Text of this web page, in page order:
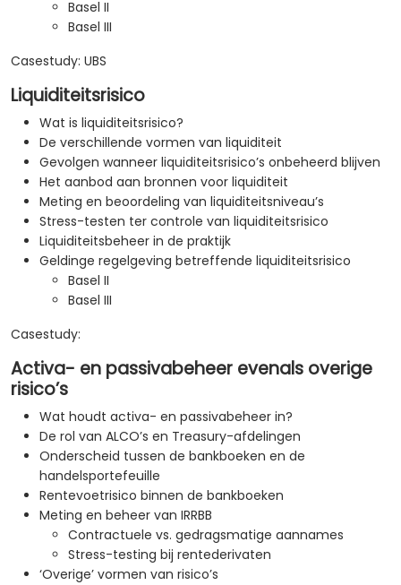
Basel II
Basel III
Casestudy: UBS
Liquiditeitsrisico
Wat is liquiditeitsrisico?
De verschillende vormen van liquiditeit
Gevolgen wanneer liquiditeitsrisico’s onbeheerd blijven
Het aanbod aan bronnen voor liquiditeit
Meting en beoordeling van liquiditeitsniveau’s
Stress-testen ter controle van liquiditeitsrisico
Liquiditeitsbeheer in de praktijk
Geldinge regelgeving betreffende liquiditeitsrisico
Basel II
Basel III
Casestudy:
Activa- en passivabeheer evenals overige
risico’s
Wat houdt activa- en passivabeheer in?
De rol van ALCO’s en Treasury-afdelingen
Onderscheid tussen de bankboeken en de
handelsportefeuille
Rentevoetrisico binnen de bankboeken
Meting en beheer van IRRBB
Contractuele vs. gedragsmatige aannames
Stress-testing bij rentederivaten
‘Overige’ vormen van risico’s